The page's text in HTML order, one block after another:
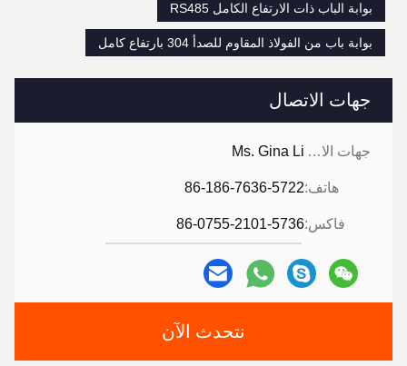
جهات الاتصال
جهات الاتصال: Ms. Gina Li
هاتف:86-186-7636-5722
فاكس:86-0755-2101-5736
نتحدث الآن
بوابة الباب ذات الارتفاع الكامل RS485
بوابة باب من الفولاذ المقاوم للصدأ 304 بارتفاع كامل